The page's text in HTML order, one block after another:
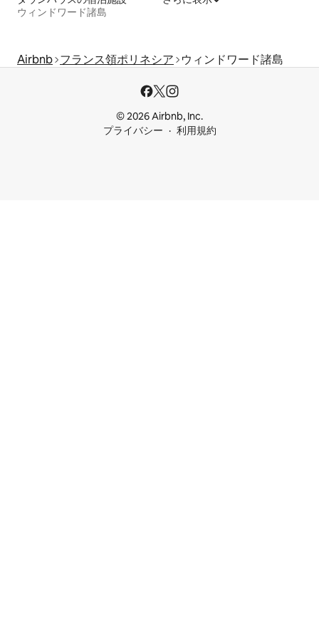
ウィンドワード諸島
Airbnb フランス領ポリネシア ウィンドワード諸島
© 2026 Airbnb, Inc.
プライバシー
利用規約